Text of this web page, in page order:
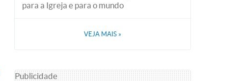
para a Igreja e para o mundo
VEJA MAIS »
Publicidade